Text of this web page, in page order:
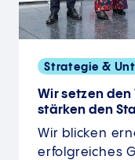
Strategie &
Wir setzen den
stärken den
Wir blicken
erfolgreiches